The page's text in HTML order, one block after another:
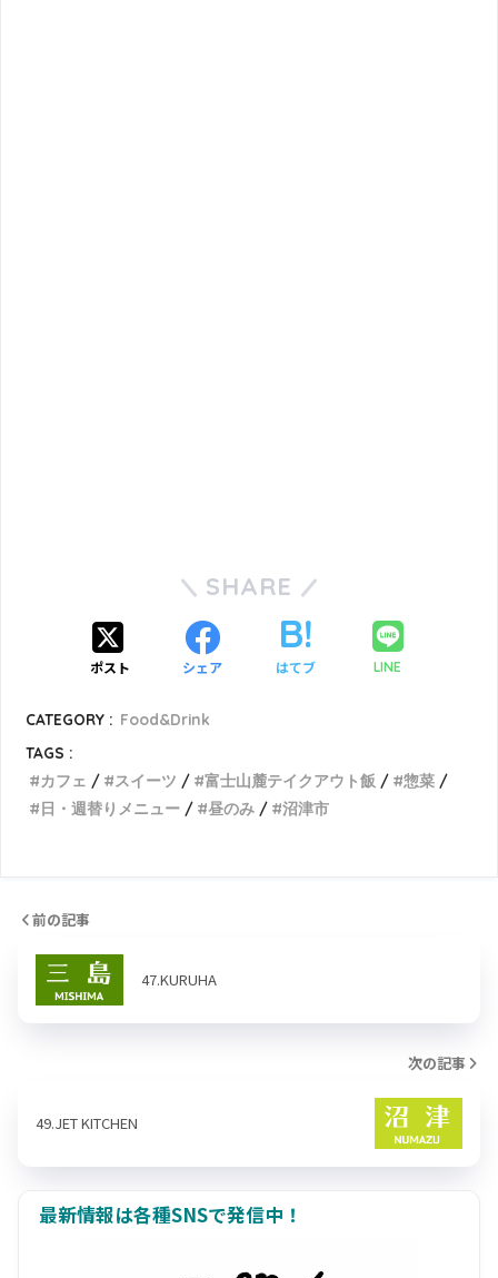
SHARE
ポスト シェア はてブ LINE
CATEGORY : Food&Drink
TAGS :
カフェ
スイーツ 富士山麓テイクアウト飯
惣菜
日・週替りメニュー
昼のみ 沼津市
前の記事
47.KURUHA
次の記事
49.JET KITCHEN
最新情報は各種SNSで発信中！